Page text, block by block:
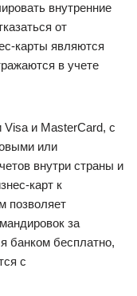
внутренние
от
карты являются
в учете
и MasterCard, с
или
внутри страны и
карт к
позволяет
за
банком бесплатно,
с